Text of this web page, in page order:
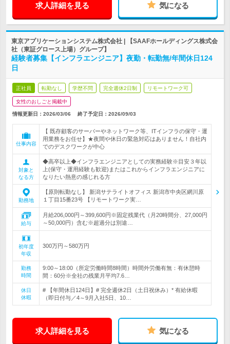
求人詳細を見る 気になる
東京アプリケーションシステム株式会社 | 【SAAFホールディングス株式会
社（東証グロース上場）グループ】
経験者募集【インフラエンジニア】夜勤・転勤無/年間休日124
日
正社員 転勤なし 学歴不問 完全週休2日制 リモートワーク可
女性のおしごと掲載中
情報更新日：2026/03/06 終了予定日： 2026/09/03
仕事内容
【 既存顧客のサーバーやネットワーク等、ITインフラの保守・運
用業務をお任せ】★夜間や休日の緊急対応はありません！自社内
でのデスクワークが中心
対象と
なる方
◆高卒以上◆インフラエンジニアとしての実務経験※目安３年以
上(保守・運用経験も歓迎)またはこれからインフラエンジニアに
なりたい熱意の感じれる方
勤務地
【原則転勤なし】 新潟サテライトオフィス 新潟市中央区網川原
１丁目15番23号 【リモートワーク実…
給与
月給206,000円～399,600円※固定残業代（月20時間分、27,000円
～50,000円）含む※超過分は別途…
初年度
年収
300万円～580万円
勤務
時間
9:00～18:00（所定労働時間8時間）時間外労働有無：有休憩時
間：60分※全社の残業月平均7.6…
休日
休暇
# 【年間休日124日】# 完全週休2日（土日祝休み）* 有給休暇
（即日付与／4～9月入社5日、10…
求人詳細を見る 気になる